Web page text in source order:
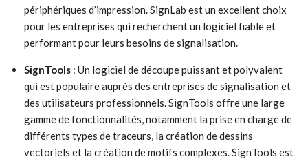
périphériques d’impression. SignLab est un excellent choix
pour les entreprises qui recherchent un logiciel fiable et
performant pour leurs besoins de signalisation.
SignTools : Un logiciel de découpe puissant et polyvalent
qui est populaire auprès des entreprises de signalisation et
des utilisateurs professionnels. SignTools offre une large
gamme de fonctionnalités, notamment la prise en charge de
différents types de traceurs, la création de dessins
vectoriels et la création de motifs complexes. SignTools est